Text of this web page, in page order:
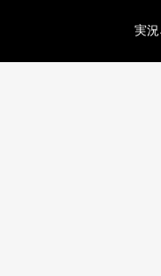
実